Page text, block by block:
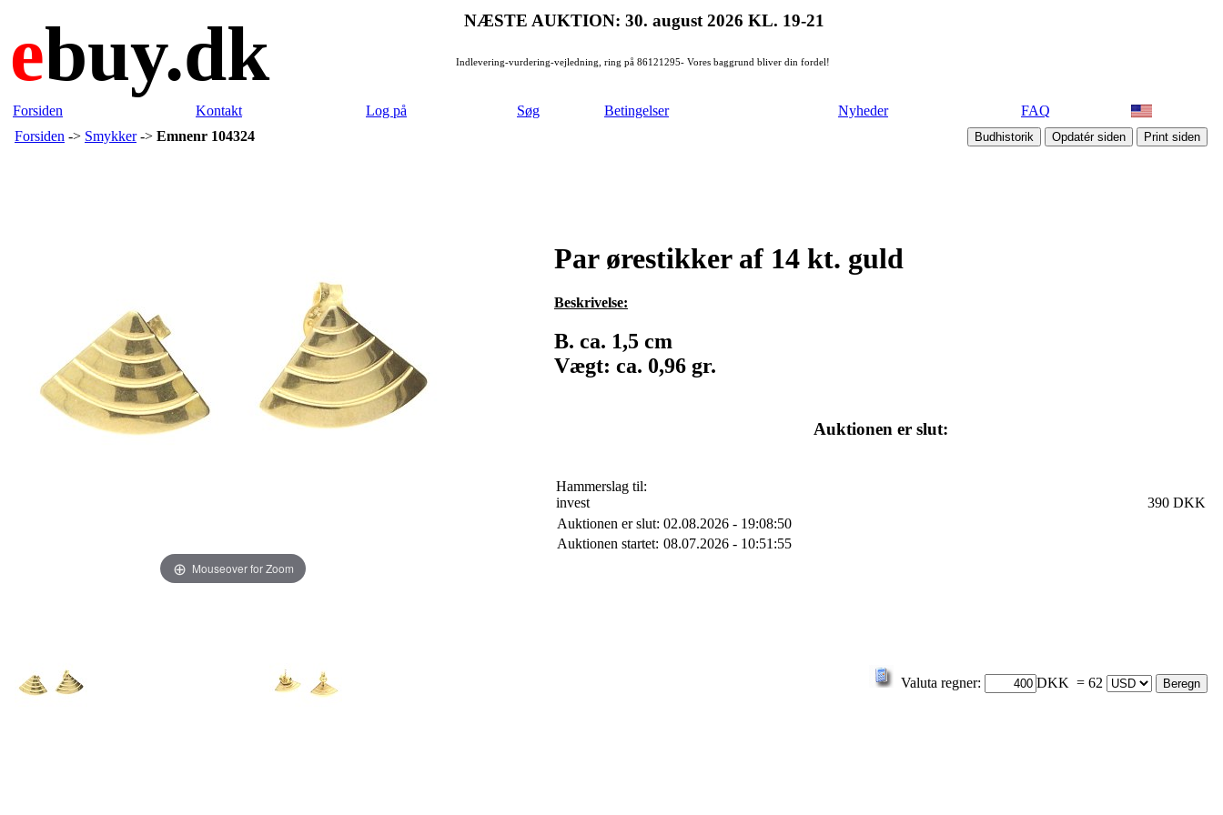
ebuy.dk NÆSTE AUKTION: 30. august 2026 KL. 19-21
Indlevering-vurdering-vejledning, ring på 86121295- Vores baggrund bliver din fordel!
Forsiden Kontakt Log på Søg Betingelser Nyheder
FAQ
Forsiden -> Smykker-> Emnenr 104324
Mouseover for Zoom
Par ørestikker af 14 kt. guld
Beskrivelse:
B. ca. 1,5 cm
Vægt: ca. 0,96 gr.
Auktionen er slut:
Hammerslag til:
invest
390 DKK
Auktionen er slut: 02.08.2026 - 19:08:50
Auktionen startet: 08.07.2026 - 10:51:55
Valuta regner: DKK = 62